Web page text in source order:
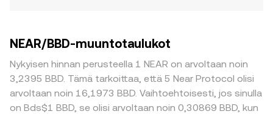
NEAR/BBD-muuntotaulukot
Nykyisen hinnan perusteella 1 NEAR on arvoltaan noin
3,2395 BBD. Tämä tarkoittaa, että 5 Near Protocol olisi
arvoltaan noin 16,1973 BBD. Vaihtoehtoisesti, jos sinulla
on Bds$1 BBD, se olisi arvoltaan noin 0,30869 BBD, kun